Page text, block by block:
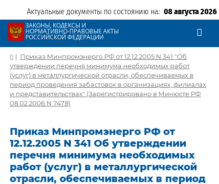
Актуальные документы по состоянию на: 08 августа 2026
ЗАКОНЫ, КОДЕКСЫ И
НОРМАТИВНО-ПРАВОВЫЕ АКТЫ
РОССИЙСКОЙ ФЕДЕРАЦИИ
| Приказ Минпромэнерго РФ от 12.12.2005 N 341 "Об
утверждении перечня минимума необходимых работ
(услуг) в металлургической отрасли, обеспечиваемых в
период проведения забастовок в организациях, филиалах
и представительствах" (Зарегистрировано в Минюсте РФ
08.02.2006 N 7478)
Приказ Минпромэнерго РФ от
12.12.2005 N 341 Об утверждении
перечня минимума необходимых
работ (услуг) в металлургической
отрасли, обеспечиваемых в период